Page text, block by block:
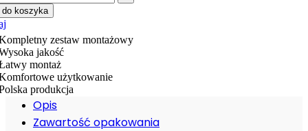
do koszyka
zestaw montażowy
jakość
montaż
użytkowanie
produkcja
Opis
Zawartość opakowania